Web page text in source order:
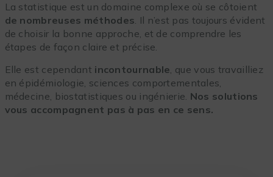
La statistique est un domaine complexe où se côtoient
de nombreuses méthodes. Il n’est pas toujours évident
de choisir la bonne approche, et de comprendre les
étapes de façon claire et précise.
Elle est cependant incontournable , que vous travailliez
en épidémiologie, sciences comportementales,
médecine, biostatistiques ou ingénierie. Nos solutions
vous accompagnent pas à pas en ce sens.